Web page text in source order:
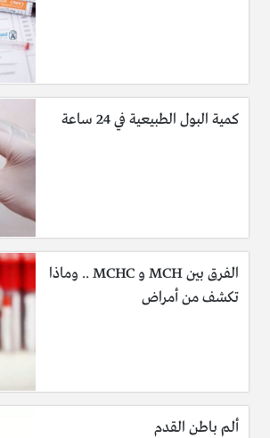
كمية البول الطبيعية في 24 ساعة
الفرق بين MCH و MCHC .. وماذا
تكشف من أمراض
ألم باطن القدم